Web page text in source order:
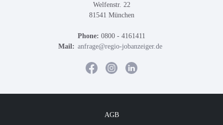
Welfenstr. 22
81541 München
Phone: 0800 - 4161411
Mail: anfrage@regio-jobanzeiger.de
AGB